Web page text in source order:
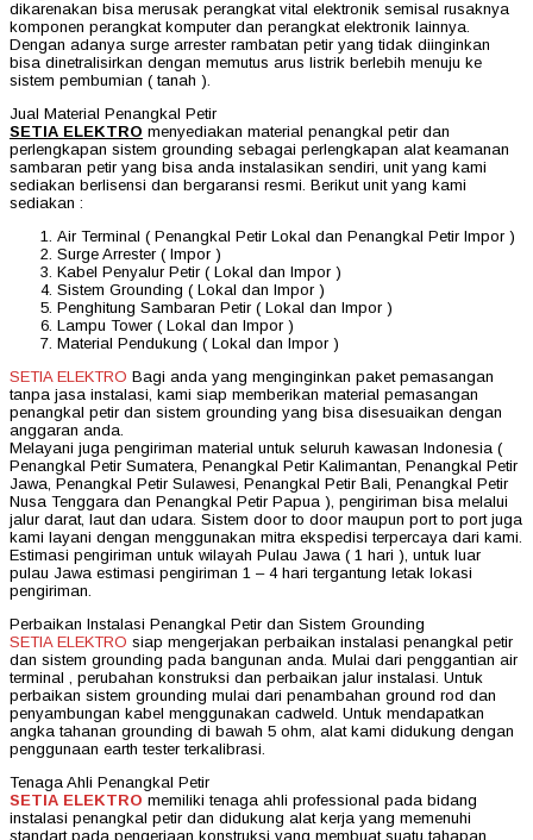
dikarenakan bisa merusak perangkat vital elektronik semisal rusaknya
komponen perangkat komputer dan perangkat elektronik lainnya.
Dengan adanya surge arrester rambatan petir yang tidak diinginkan
bisa dinetralisirkan dengan memutus arus listrik berlebih menuju ke
sistem pembumian ( tanah ).
Jual Material Penangkal Petir
SETIA ELEKTRO menyediakan material penangkal petir dan
perlengkapan sistem grounding sebagai perlengkapan alat keamanan
sambaran petir yang bisa anda instalasikan sendiri, unit yang kami
sediakan berlisensi dan bergaransi resmi. Berikut unit yang kami
sediakan :
Air Terminal ( Penangkal Petir Lokal dan Penangkal Petir Impor )
Surge Arrester ( Impor )
Kabel Penyalur Petir ( Lokal dan Impor )
Sistem Grounding ( Lokal dan Impor )
Penghitung Sambaran Petir ( Lokal dan Impor )
Lampu Tower ( Lokal dan Impor )
Material Pendukung ( Lokal dan Impor )
SETIA ELEKTRO Bagi anda yang menginginkan paket pemasangan
tanpa jasa instalasi, kami siap memberikan material pemasangan
penangkal petir dan sistem grounding yang bisa disesuaikan dengan
anggaran anda.
Melayani juga pengiriman material untuk seluruh kawasan Indonesia (
Penangkal Petir Sumatera, Penangkal Petir Kalimantan, Penangkal Petir
Jawa, Penangkal Petir Sulawesi, Penangkal Petir Bali, Penangkal Petir
Nusa Tenggara dan Penangkal Petir Papua ), pengiriman bisa melalui
jalur darat, laut dan udara. Sistem door to door maupun port to port juga
kami layani dengan menggunakan mitra ekspedisi terpercaya dari kami.
Estimasi pengiriman untuk wilayah Pulau Jawa ( 1 hari ), untuk luar
pulau Jawa estimasi pengiriman 1 – 4 hari tergantung letak lokasi
pengiriman.
Perbaikan Instalasi Penangkal Petir dan Sistem Grounding
SETIA ELEKTRO siap mengerjakan perbaikan instalasi penangkal petir
dan sistem grounding pada bangunan anda. Mulai dari penggantian air
terminal , perubahan konstruksi dan perbaikan jalur instalasi. Untuk
perbaikan sistem grounding mulai dari penambahan ground rod dan
penyambungan kabel menggunakan cadweld. Untuk mendapatkan
angka tahanan grounding di bawah 5 ohm, alat kami didukung dengan
penggunaan earth tester terkalibrasi.
Tenaga Ahli Penangkal Petir
SETIA ELEKTRO memiliki tenaga ahli professional pada bidang
instalasi penangkal petir dan didukung alat kerja yang memenuhi
standart pada pengerjaan konstruksi yang membuat suatu tahapan